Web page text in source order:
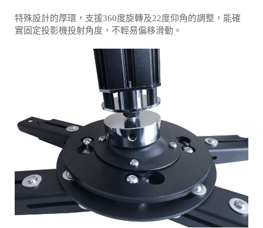
特殊設計的厚環，支援360度旋轉及22度仰角的調整，能確
實固定投影機投射角度，不輕易偏移滑動。